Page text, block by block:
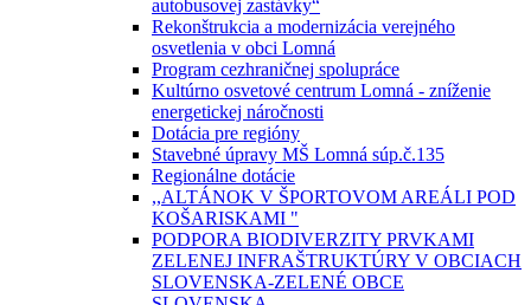
autobusovej zastávky“
Rekonštrukcia a modernizácia verejného
osvetlenia v obci Lomná
Program cezhraničnej spolupráce
Kultúrno osvetové centrum Lomná - zníženie
energetickej náročnosti
Dotácia pre regióny
Stavebné úpravy MŠ Lomná súp.č.135
Regionálne dotácie
,,ALTÁNOK V ŠPORTOVOM AREÁLI POD
KOŠARISKAMI "
PODPORA BIODIVERZITY PRVKAMI
ZELENEJ INFRAŠTRUKTÚRY V OBCIACH
SLOVENSKA-ZELENÉ OBCE